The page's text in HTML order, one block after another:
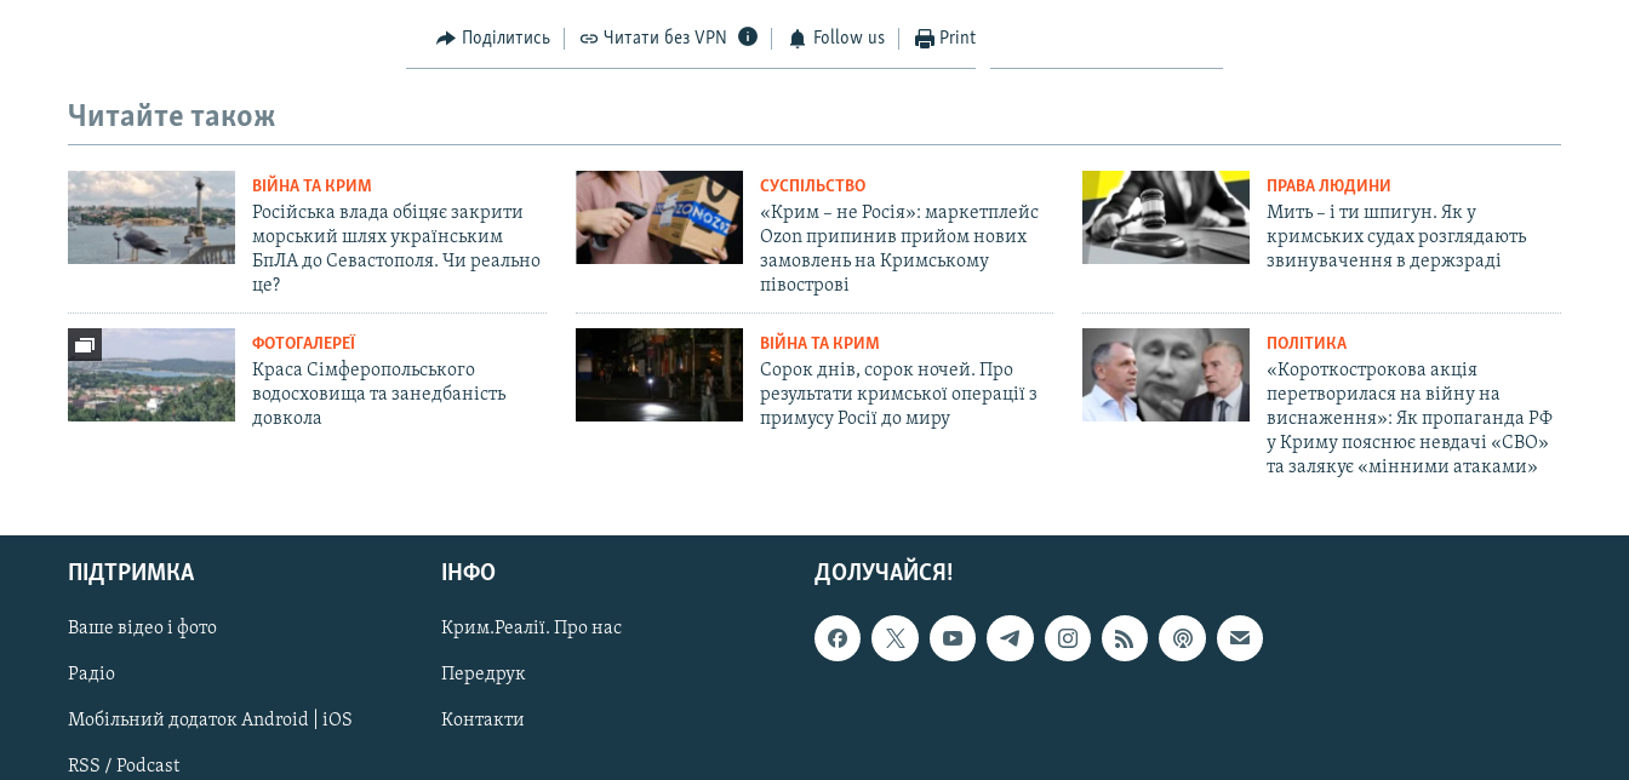
Русский
Qırımtatar
ДОЛУЧАЙСЯ!
Поділитись Читати без VPN Follow us Print
Читайте також
ВІЙНА ТА КРИМ
Російська влада обіцяє закрити
морський шлях українським
БпЛА до Севастополя. Чи реально
це?
СУСПІЛЬСТВО
«Крим – не Росія»: маркетплейс
Ozon припинив прийом нових
замовлень на Кримському
півострові
ПРАВА ЛЮДИНИ
Мить – і ти шпигун. Як у
кримських судах розглядають
звинувачення в держзраді
ФОТОГАЛЕРЕЇ
Краса Сімферопольського
водосховища та занедбаність
довкола
ВІЙНА ТА КРИМ
Сорок днів, сорок ночей. Про
результати кримської операції з
примусу Росії до миру
ПОЛІТИКА
«Короткострокова акція
перетворилася на війну на
виснаження»: Як пропаганда РФ
у Криму пояснює невдачі «СВО»
та залякує «мінними атаками»
ДОЛУЧАЙСЯ!
ПІДТРИМКА
Ваше відео і фото
Радіо
Мобільний додаток Android | iOS
RSS / Podcast
ІНФО
Крим.Реалії. Про нас
Передрук
Контакти